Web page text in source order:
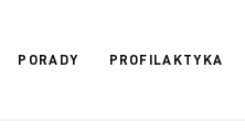
PORADY PROFILAKTYKA